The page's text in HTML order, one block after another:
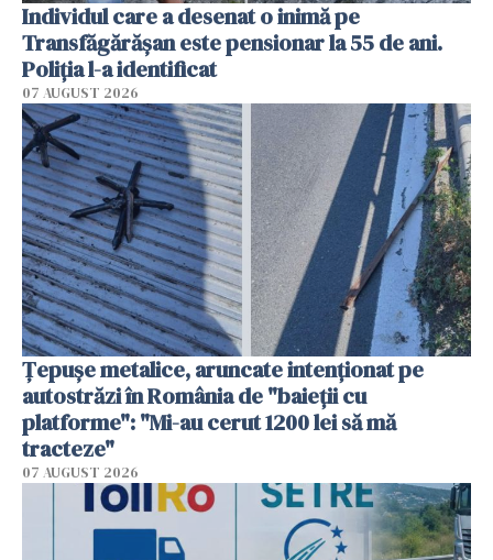
Individul care a desenat o inimă pe
Transfăgărășan este pensionar la 55 de ani.
Poliția l-a identificat
07 AUGUST 2026
Țepușe metalice, aruncate intenționat pe
autostrăzi în România de "baieții cu
platforme": "Mi-au cerut 1200 lei să mă
tracteze"
07 AUGUST 2026